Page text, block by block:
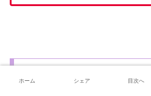
ホーム シェア 目次へ